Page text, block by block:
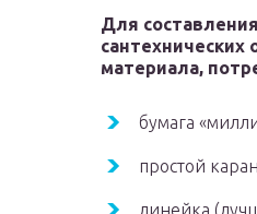
Для
сантехнических
материала,
бумага
простой
линейка